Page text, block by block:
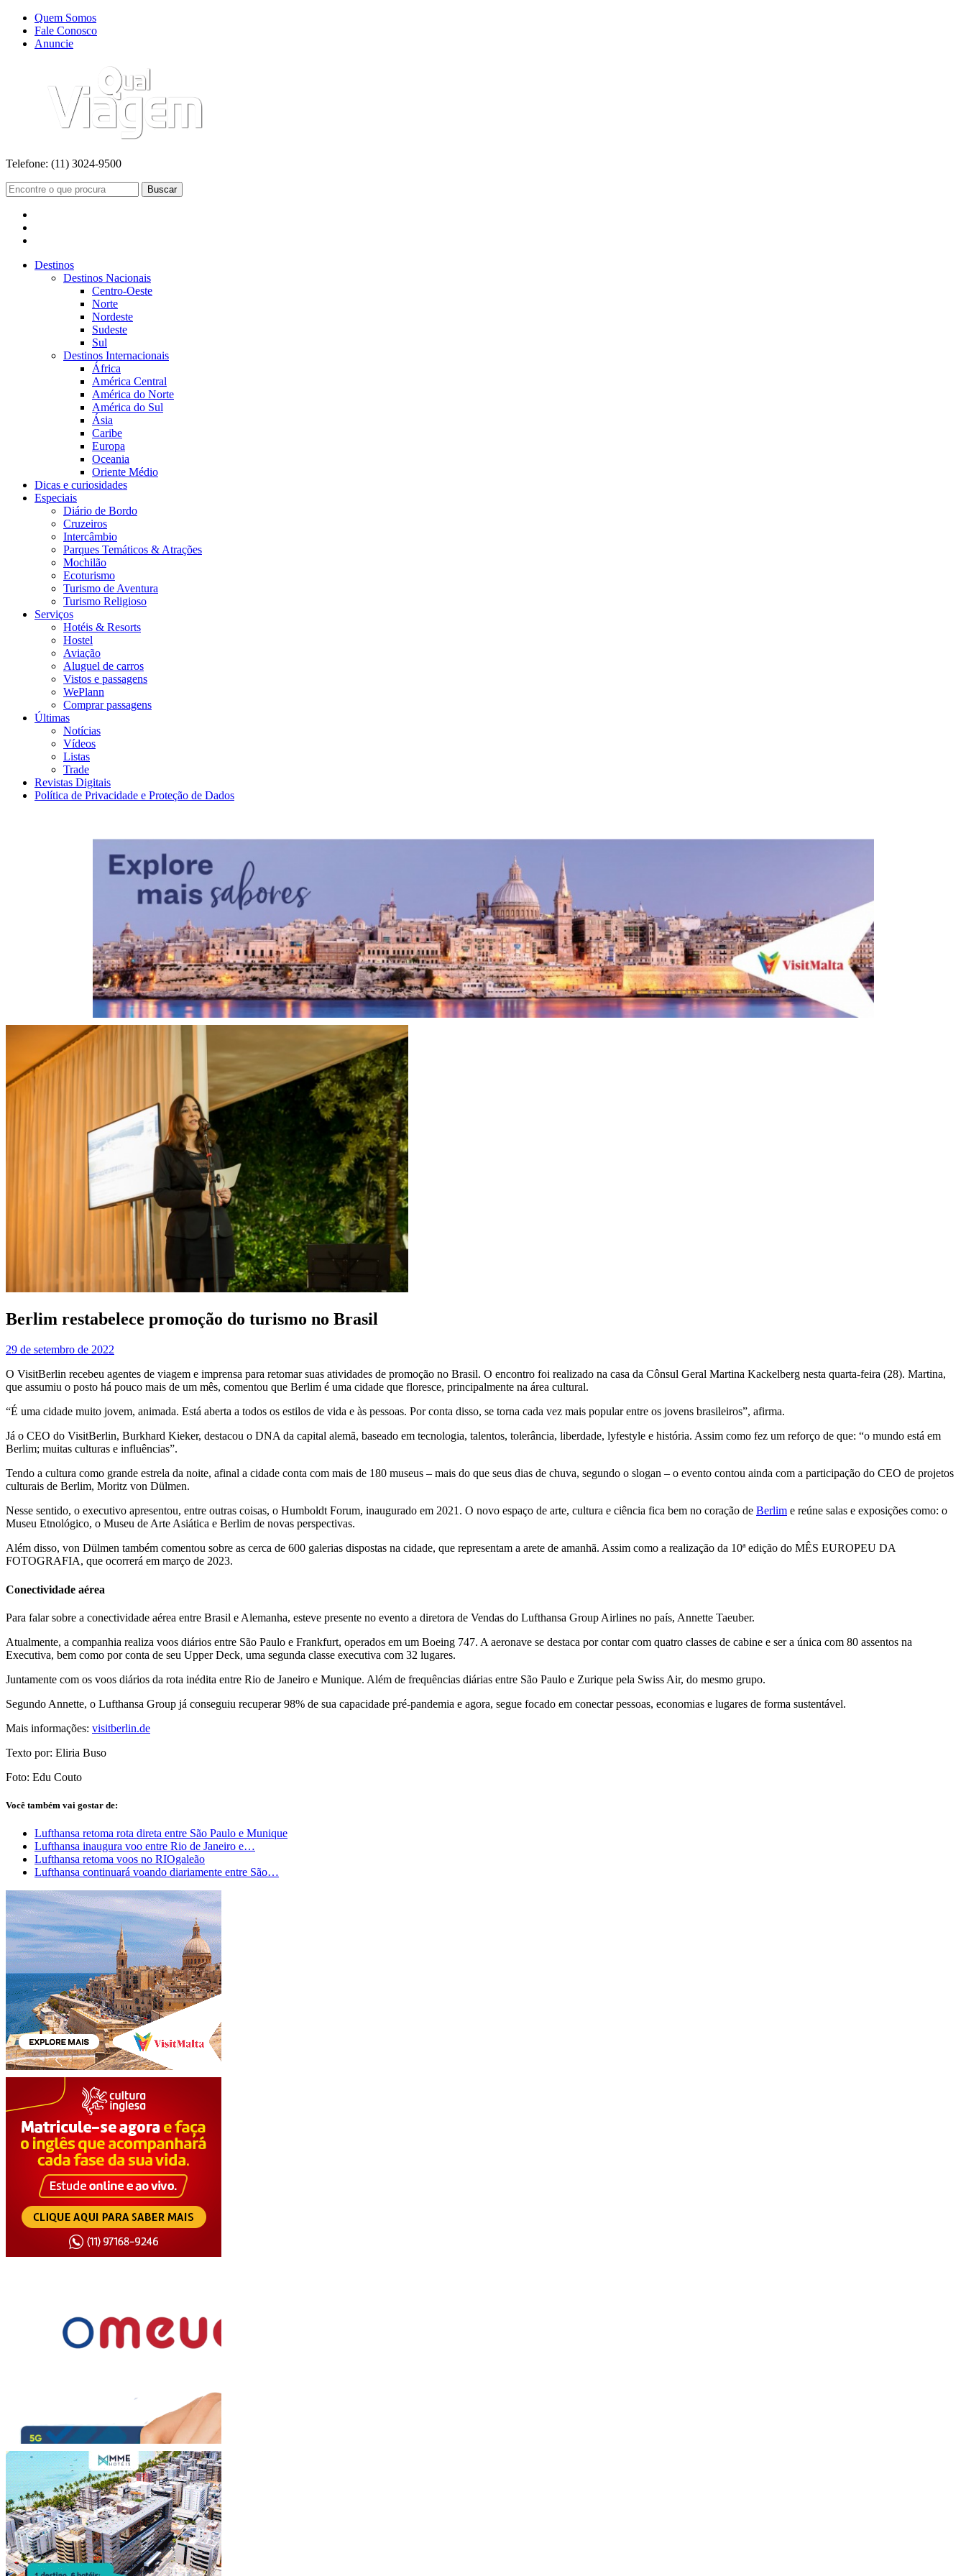
Quem Somos
Fale Conosco
Anuncie
Telefone: (11) 3024-9500
Buscar
Destinos
Destinos Nacionais
Centro-Oeste
Norte
Nordeste
Sudeste
Sul
Destinos Internacionais
África
América Central
América do Norte
América do Sul
Ásia
Caribe
Europa
Oceania
Oriente Médio
Dicas e curiosidades
Especiais
Diário de Bordo
Cruzeiros
Intercâmbio
Parques Temáticos & Atrações
Mochilão
Ecoturismo
Turismo de Aventura
Turismo Religioso
Serviços
Hotéis & Resorts
Hostel
Aviação
Aluguel de carros
Vistos e passagens
WePlann
Comprar passagens
Últimas
Notícias
Vídeos
Listas
Trade
Revistas Digitais
Política de Privacidade e Proteção de Dados
Berlim restabelece promoção do turismo no Brasil
29 de setembro de 2022
O VisitBerlin recebeu agentes de viagem e imprensa para retomar suas atividades de promoção no Brasil. O encontro foi realizado na casa da Cônsul Geral Martina Kackelberg nesta quarta-feira (28). Martina,
que assumiu o posto há pouco mais de um mês, comentou que Berlim é uma cidade que floresce, principalmente na área cultural.
“É uma cidade muito jovem, animada. Está aberta a todos os estilos de vida e às pessoas. Por conta disso, se torna cada vez mais popular entre os jovens brasileiros”, afirma.
Já o CEO do VisitBerlin, Burkhard Kieker, destacou o DNA da capital alemã, baseado em tecnologia, talentos, tolerância, liberdade, lyfestyle e história. Assim como fez um reforço de que: “o mundo está em
Berlim; muitas culturas e influências”.
Tendo a cultura como grande estrela da noite, afinal a cidade conta com mais de 180 museus – mais do que seus dias de chuva, segundo o slogan – o evento contou ainda com a participação do CEO de projetos
culturais de Berlim, Moritz von Dülmen.
Nesse sentido, o executivo apresentou, entre outras coisas, o Humboldt Forum, inaugurado em 2021. O novo espaço de arte, cultura e ciência fica bem no coração de Berlim e reúne salas e exposições como: o
Museu Etnológico, o Museu de Arte Asiática e Berlim de novas perspectivas.
Além disso, von Dülmen também comentou sobre as cerca de 600 galerias dispostas na cidade, que representam a arete de amanhã. Assim como a realização da 10ª edição do MÊS EUROPEU DA
FOTOGRAFIA, que ocorrerá em março de 2023.
Conectividade aérea
Para falar sobre a conectividade aérea entre Brasil e Alemanha, esteve presente no evento a diretora de Vendas do Lufthansa Group Airlines no país, Annette Taeuber.
Atualmente, a companhia realiza voos diários entre São Paulo e Frankfurt, operados em um Boeing 747. A aeronave se destaca por contar com quatro classes de cabine e ser a única com 80 assentos na
Executiva, bem como por conta de seu Upper Deck, uma segunda classe executiva com 32 lugares.
Juntamente com os voos diários da rota inédita entre Rio de Janeiro e Munique. Além de frequências diárias entre São Paulo e Zurique pela Swiss Air, do mesmo grupo.
Segundo Annette, o Lufthansa Group já conseguiu recuperar 98% de sua capacidade pré-pandemia e agora, segue focado em conectar pessoas, economias e lugares de forma sustentável.
Mais informações: visitberlin.de
Texto por: Eliria Buso
Foto: Edu Couto
Você também vai gostar de:
Lufthansa retoma rota direta entre São Paulo e Munique
Lufthansa inaugura voo entre Rio de Janeiro e…
Lufthansa retoma voos no RIOgaleão
Lufthansa continuará voando diariamente entre São…